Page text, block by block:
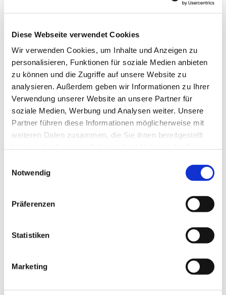
Diese Webseite verwendet Cookies
Wir verwenden Cookies, um Inhalte und Anzeigen zu
personalisieren, Funktionen für soziale Medien anbieten
zu können und die Zugriffe auf unsere Website zu
analysieren. Außerdem geben wir Informationen zu Ihrer
Verwendung unserer Website an unsere Partner für
soziale Medien, Werbung und Analysen weiter. Unsere
Partner führen diese Informationen möglicherweise mit
weiteren Daten zusammen, die Sie ihnen bereitgestellt
Notwendig
Präferenzen
Statistiken
Marketing
Straße 47, 13507 Berlin
Regina Schlingheider und
Team
Eine Stunde, vollgepackt mit Themen, über
Schauen Sie doch mal vorbei!